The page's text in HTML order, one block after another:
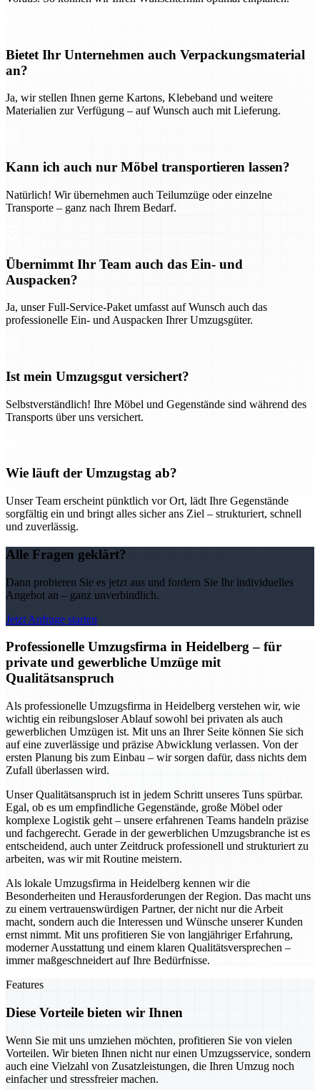
Bietet Ihr Unternehmen auch Verpackungsmaterial
an?
Ja, wir stellen Ihnen gerne Kartons, Klebeband und weitere
Materialien zur Verfügung – auf Wunsch auch mit Lieferung.
Kann ich auch nur Möbel transportieren lassen?
Natürlich! Wir übernehmen auch Teilumzüge oder einzelne
Transporte – ganz nach Ihrem Bedarf.
Übernimmt Ihr Team auch das Ein- und
Auspacken?
Ja, unser Full-Service-Paket umfasst auf Wunsch auch das
professionelle Ein- und Auspacken Ihrer Umzugsgüter.
Ist mein Umzugsgut versichert?
Selbstverständlich! Ihre Möbel und Gegenstände sind während des
Transports über uns versichert.
Wie läuft der Umzugstag ab?
Unser Team erscheint pünktlich vor Ort, lädt Ihre Gegenstände
sorgfältig ein und bringt alles sicher ans Ziel – strukturiert, schnell
und zuverlässig.
Alle Fragen geklärt?
Dann probieren Sie es jetzt aus und fordern Sie Ihr individuelles
Angebot an – ganz unverbindlich.
Jetzt Anfrage starten
Professionelle Umzugsfirma in Heidelberg – für
private und gewerbliche Umzüge mit
Qualitätsanspruch
Als professionelle Umzugsfirma in Heidelberg verstehen wir, wie
wichtig ein reibungsloser Ablauf sowohl bei privaten als auch
gewerblichen Umzügen ist. Mit uns an Ihrer Seite können Sie sich
auf eine zuverlässige und präzise Abwicklung verlassen. Von der
ersten Planung bis zum Einbau – wir sorgen dafür, dass nichts dem
Zufall überlassen wird.
Unser Qualitätsanspruch ist in jedem Schritt unseres Tuns spürbar.
Egal, ob es um empfindliche Gegenstände, große Möbel oder
komplexe Logistik geht – unsere erfahrenen Teams handeln präzise
und fachgerecht. Gerade in der gewerblichen Umzugsbranche ist es
entscheidend, auch unter Zeitdruck professionell und strukturiert zu
arbeiten, was wir mit Routine meistern.
Als lokale Umzugsfirma in Heidelberg kennen wir die
Besonderheiten und Herausforderungen der Region. Das macht uns
zu einem vertrauenswürdigen Partner, der nicht nur die Arbeit
macht, sondern auch die Interessen und Wünsche unserer Kunden
ernst nimmt. Mit uns profitieren Sie von langjähriger Erfahrung,
moderner Ausstattung und einem klaren Qualitätsversprechen –
immer maßgeschneidert auf Ihre Bedürfnisse.
Features
Diese Vorteile bieten wir Ihnen
Wenn Sie mit uns umziehen möchten, profitieren Sie von vielen
Vorteilen. Wir bieten Ihnen nicht nur einen Umzugsservice, sondern
auch eine Vielzahl von Zusatzleistungen, die Ihren Umzug noch
einfacher und stressfreier machen.